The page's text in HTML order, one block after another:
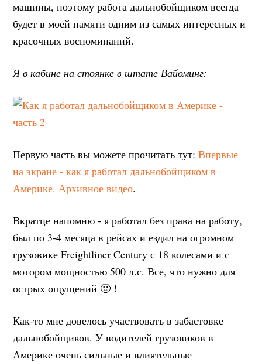
машины, поэтому работа дальнобойщиком всегда
будет в моей памяти одним из самых интересных и
красочных воспоминаний.
Я в кабине на стоянке в штате Вайоминг:
Первую часть вы можете прочитать тут:Впервые
на экране - как я работал дальнобойщиком в
Америке. Архивное видео.
Вкратце напомню - я работал без права на работу,
был по 3-4 месяца в рейсах и ездил на огромном
грузовике Freightliner Century с 18 колесами и с
мотором мощностью 500 л.с. Все, что нужно для
острых ощущений 🙂 !
Как-то мне довелось участвовать в забастовке
дальнобойщиков. У водителей грузовиков в
Америке очень сильные и влиятельные